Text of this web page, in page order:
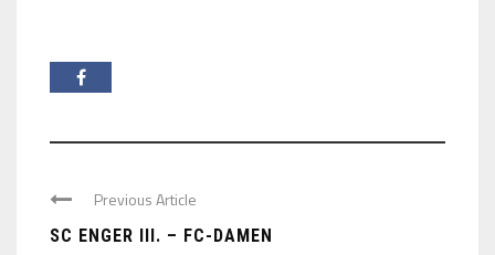
Previous Article
SC ENGER III. – FC-DAMEN